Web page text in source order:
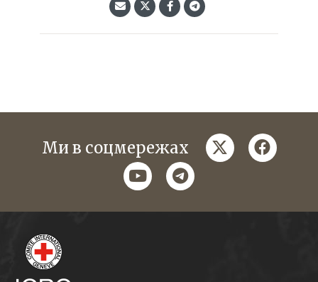
Ми в соцмережах twitter
youtubetelegram